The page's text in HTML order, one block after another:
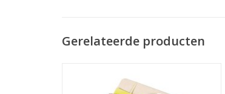
Gerelateerde producten